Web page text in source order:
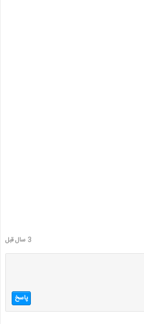
3 سال قبل
پاسخ